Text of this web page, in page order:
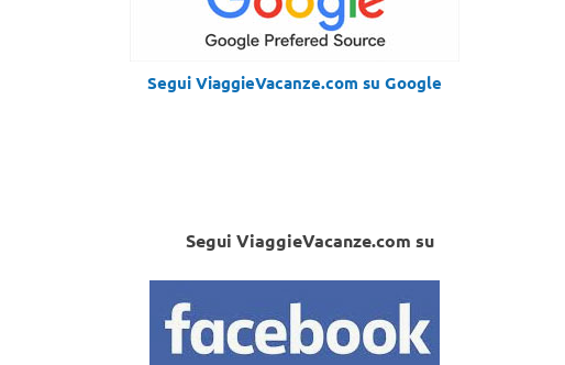
Segui ViaggieVacanze.com su Google
Segui ViaggieVacanze.com su